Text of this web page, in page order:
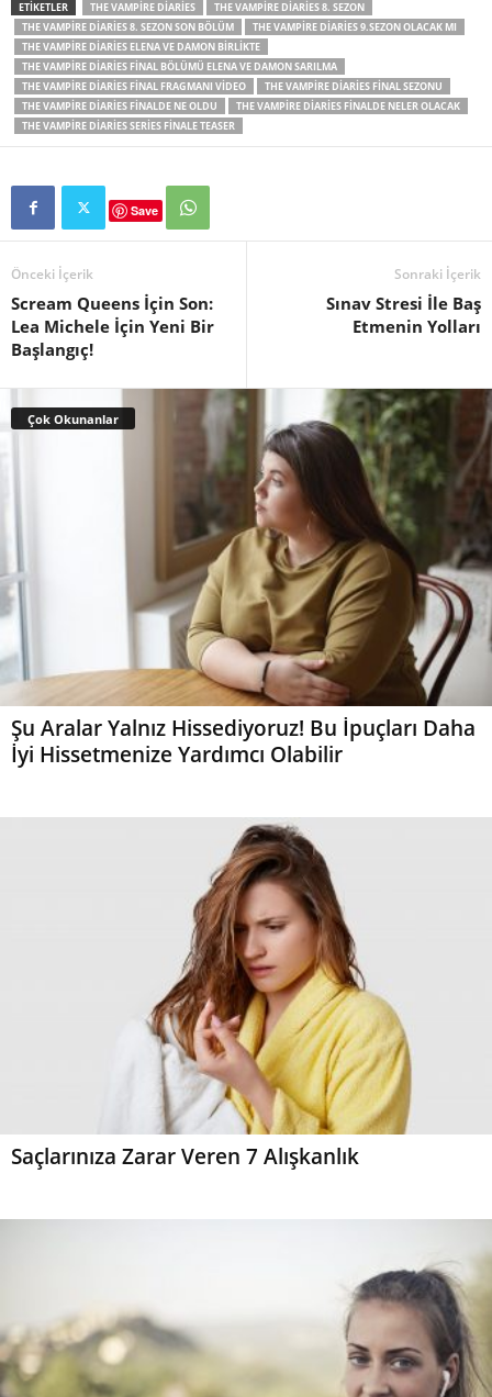
ETIKETLER THE VAMPIRE DIARIES
THE VAMPIRE DIARIES 8. SEZON
THE VAMPIRE DIARIES 8. SEZON SON BÖLÜM
THE VAMPIRE DIARIES 9.SEZON OLACAK MI
THE VAMPIRE DIARIES ELENA VE DAMON BIRLIKTE
THE VAMPIRE DIARIES FINAL BÖLÜMÜ ELENA VE DAMON SARILMA
THE VAMPIRE DIARIES FINAL FRAGMANI VIDEO
THE VAMPIRE DIARIES FINAL SEZONU
THE VAMPIRE DIARIES FINALDE NE OLDU
THE VAMPIRE DIARIES FINALDE NELER OLACAK
THE VAMPIRE DIARIES SERIES FINALE TEASER
Save
Önceki İçerik
Scream Queens İçin Son:
Lea Michele İçin Yeni Bir
Başlangıç!
Sonraki İçerik
Sınav Stresi İle Baş
Etmenin Yolları
Çok Okunanlar
Şu Aralar Yalnız Hissediyoruz! Bu İpuçları Daha
İyi Hissetmenize Yardımcı Olabilir
Saçlarınıza Zarar Veren 7 Alışkanlık